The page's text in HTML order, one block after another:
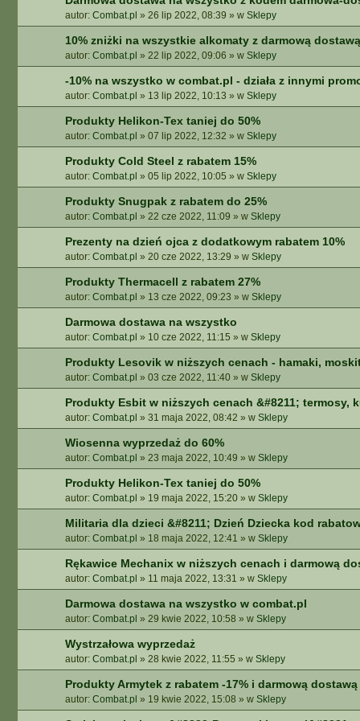
autor: Combat.pl » 26 lip 2022, 08:39 » w Sklepy
10% zniżki na wszystkie alkomaty z darmową dostawą
autor: Combat.pl » 22 lip 2022, 09:06 » w Sklepy
-10% na wszystko w combat.pl - działa z innymi
autor: Combat.pl » 13 lip 2022, 10:13 » w Sklepy
Produkty Helikon-Tex taniej do 50%
autor: Combat.pl » 07 lip 2022, 12:32 » w Sklepy
Produkty Cold Steel z rabatem 15%
autor: Combat.pl » 05 lip 2022, 10:05 » w Sklepy
Produkty Snugpak z rabatem do 25%
autor: Combat.pl » 22 cze 2022, 11:09 » w Sklepy
Prezenty na dzień ojca z dodatkowym rabatem 10%
autor: Combat.pl » 20 cze 2022, 13:29 » w Sklepy
Produkty Thermacell z rabatem 27%
autor: Combat.pl » 13 cze 2022, 09:23 » w Sklepy
Darmowa dostawa na wszystko
autor: Combat.pl » 10 cze 2022, 11:15 » w Sklepy
Produkty Lesovik w niższych cenach - hamaki,
autor: Combat.pl » 03 cze 2022, 11:40 » w Sklepy
Produkty Esbit w niższych cenach &#8211; termosy,
autor: Combat.pl » 31 maja 2022, 08:42 » w Sklepy
Wiosenna wyprzedaż do 60%
autor: Combat.pl » 23 maja 2022, 10:49 » w Sklepy
Produkty Helikon-Tex taniej do 50%
autor: Combat.pl » 19 maja 2022, 15:20 » w Sklepy
Militaria dla dzieci &#8211; Dzień Dziecka kod
autor: Combat.pl » 18 maja 2022, 12:41 » w Sklepy
Rękawice Mechanix w niższych cenach i darmową
autor: Combat.pl » 11 maja 2022, 13:31 » w Sklepy
Darmowa dostawa na wszystko w combat.pl
autor: Combat.pl » 29 kwie 2022, 10:58 » w Sklepy
Wystrzałowa wyprzedaż
autor: Combat.pl » 28 kwie 2022, 11:55 » w Sklepy
Produkty Armytek z rabatem -17% i darmową dostawą
autor: Combat.pl » 19 kwie 2022, 15:08 » w Sklepy